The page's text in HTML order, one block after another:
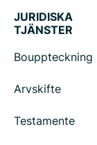
JURIDISKA
TJÄNSTER
Bouppteckning
Arvskifte
Testamente